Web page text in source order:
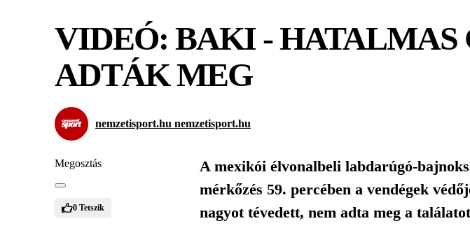
VIDEÓ: BAKI - HATALMAS
ADTÁK MEG
nemzetisport.hu nemzetisport.hu
Megosztás
0 Tetszik
A mexikói élvonalbeli labdarúgó-
mérkőzés 59. percében a vendégek
nagyot tévedett, nem adta meg a